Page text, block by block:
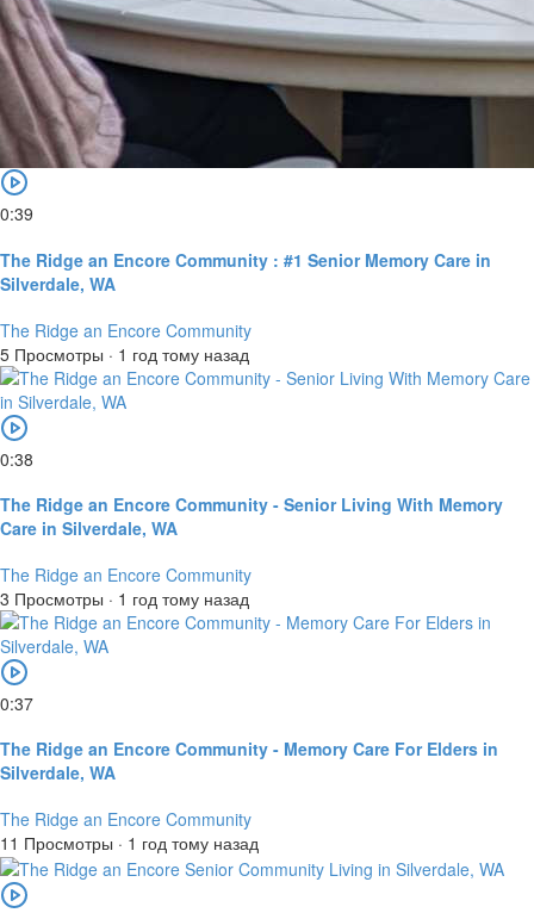
0:39
The Ridge an Encore Community : #1 Senior Memory Care in
Silverdale, WA
The Ridge an Encore Community
5 Просмотры · 1 год тому назад
0:38
The Ridge an Encore Community - Senior Living With Memory
Care in Silverdale, WA
The Ridge an Encore Community
3 Просмотры · 1 год тому назад
0:37
The Ridge an Encore Community - Memory Care For Elders in
Silverdale, WA
The Ridge an Encore Community
11 Просмотры · 1 год тому назад